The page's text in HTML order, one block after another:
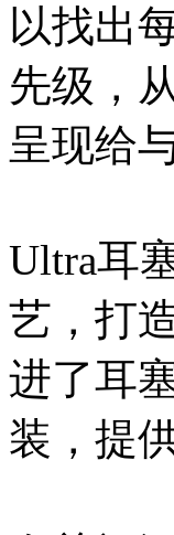
以找出
先级，
呈现给
Ultra耳
艺，打
进了耳
装，提